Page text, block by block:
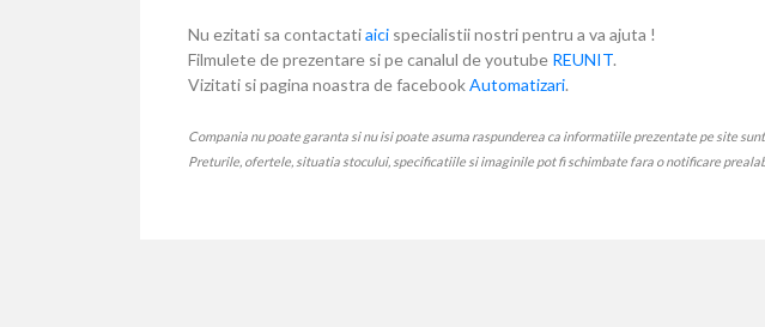
Nu ezitati sa contactatiaici specialistii nostri pentru a va ajuta !
Filmulete de prezentare si pe canalul de youtube REUNIT.
Vizitati si pagina noastra de facebookAutomatizari.
Compania nu poate garanta si nu isi poate asuma raspunderea ca informatiile prezentate pe site
Preturile, ofertele, situatia stocului, specificatiile si imaginile pot fi schimbate fara o notificare